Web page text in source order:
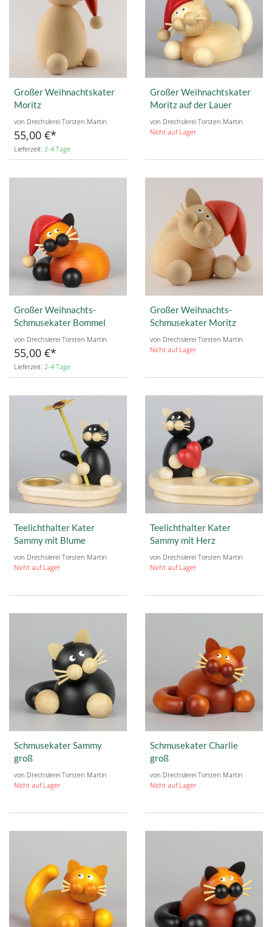
Großer Weihnachtskater
Moritz
von Drechslerei Torsten Martin
55,00 €
Lieferzeit: 2-4 Tage
Großer Weihnachtskater
Moritz auf der Lauer
von Drechslerei Torsten Martin
Nicht auf Lager
Großer Weihnachts-
Schmusekater Bommel
von Drechslerei Torsten Martin
55,00 €
Lieferzeit: 2-4 Tage
Großer Weihnachts-
Schmusekater Moritz
von Drechslerei Torsten Martin
Nicht auf Lager
Teelichthalter Kater
Sammy mit Blume
von Drechslerei Torsten Martin
Nicht auf Lager
Teelichthalter Kater
Sammy mit Herz
von Drechslerei Torsten Martin
Nicht auf Lager
Schmusekater Sammy
groß
von Drechslerei Torsten Martin
Nicht auf Lager
Schmusekater Charlie
groß
von Drechslerei Torsten Martin
Nicht auf Lager